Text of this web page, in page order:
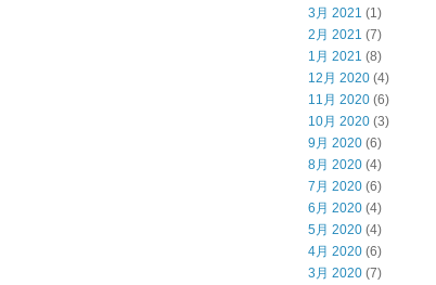
3月 2021 (1)
2月 2021 (7)
1月 2021 (8)
12月 2020 (4)
11月 2020 (6)
10月 2020 (3)
9月 2020 (6)
8月 2020 (4)
7月 2020 (6)
6月 2020 (4)
5月 2020 (4)
4月 2020 (6)
3月 2020 (7)